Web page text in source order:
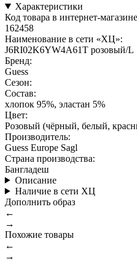
Характеристики
Код товара в интернет-
162458
Наименование в сети «ХЦ»:
J6RI02K6YW4A61T розовый/L
Бренд:
Guess
Сезон:
Состав:
хлопок 95%, эластан 5%
Цвет:
Розовый (чёрный, белый,
Производитель:
Guess Europe Sagl
Страна производства:
Бангладеш
Описание
Наличие в сети ХЦ
Дополнить образ
←
→
Похожие товары
←
→